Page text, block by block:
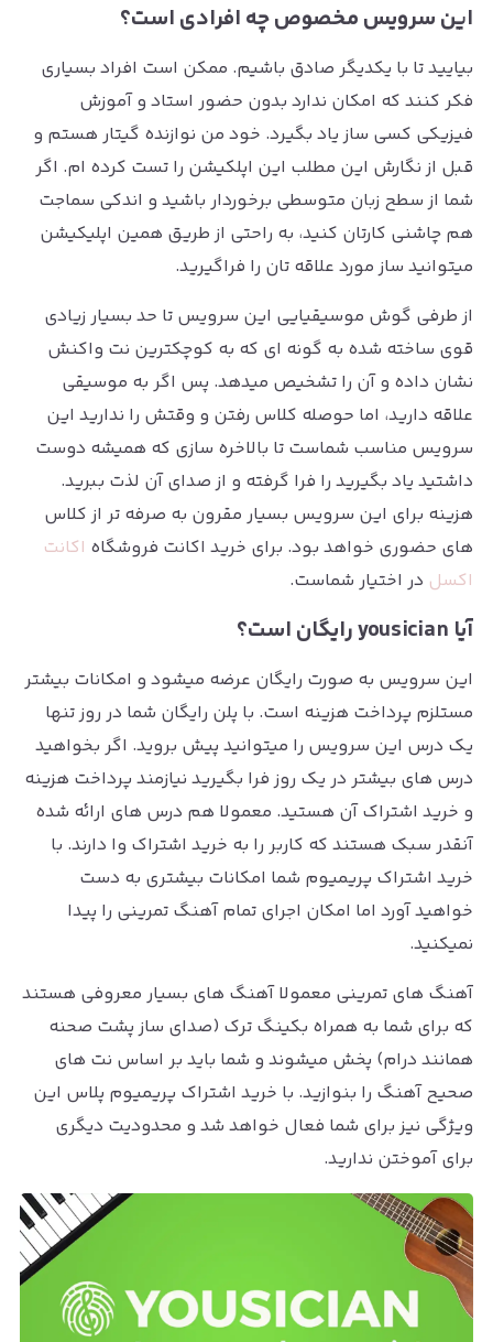
این سرویس مخصوص چه افرادی است؟
بیایید تا با یکدیگر صادق باشیم. ممکن است افراد بسیاری
فکر کنند که امکان ندارد بدون حضور استاد و آموزش
فیزیکی کسی ساز یاد بگیرد. خود من نوازنده گیتار هستم و
قبل از نگارش این مطلب این اپلکیشن را تست کرده ام. اگر
شما از سطح زبان متوسطی برخوردار باشید و اندکی سماجت
هم چاشنی کارتان کنید، به راحتی از طریق همین اپلیکیشن
میتوانید ساز مورد علاقه تان را فراگیرید.
از طرفی گوش موسیقیایی این سرویس تا حد بسیار زیادی
قوی ساخته شده به گونه ای که به کوچکترین نت واکنش
نشان داده و آن را تشخیص میدهد. پس اگر به موسیقی
علاقه دارید، اما حوصله کلاس رفتن و وقتش را ندارید این
سرویس مناسب شماست تا بالاخره سازی که همیشه دوست
داشتید یاد بگیرید را فرا گرفته و از صدای آن لذت ببرید.
هزینه برای این سرویس بسیار مقرون به صرفه تر از کلاس
های حضوری خواهد بود. برای خرید اکانت فروشگاه اکانت
اکسل در اختیار شماست.
آیا yousician رایگان است؟
این سرویس به صورت رایگان عرضه میشود و امکانات بیشتر
مستلزم پرداخت هزینه است. با پلن رایگان شما در روز تنها
یک درس این سرویس را میتوانید پیش بروید. اگر بخواهید
درس های بیشتر در یک روز فرا بگیرید نیازمند پرداخت هزینه
و خرید اشتراک آن هستید. معمولا هم درس های ارائه شده
آنقدر سبک هستند که کاربر را به خرید اشتراک وا دارند. با
خرید اشتراک پریمیوم شما امکانات بیشتری به دست
خواهید آورد اما امکان اجرای تمام آهنگ تمرینی را پیدا
نمیکنید.
آهنگ های تمرینی معمولا آهنگ های بسیار معروفی هستند
که برای شما به همراه بکینگ ترک (صدای ساز پشت صحنه
همانند درام) پخش میشوند و شما باید بر اساس نت های
صحیح آهنگ را بنوازید. با خرید اشتراک پریمیوم پلاس این
ویژگی نیز برای شما فعال خواهد شد و محدودیت دیگری
برای آموختن ندارید.